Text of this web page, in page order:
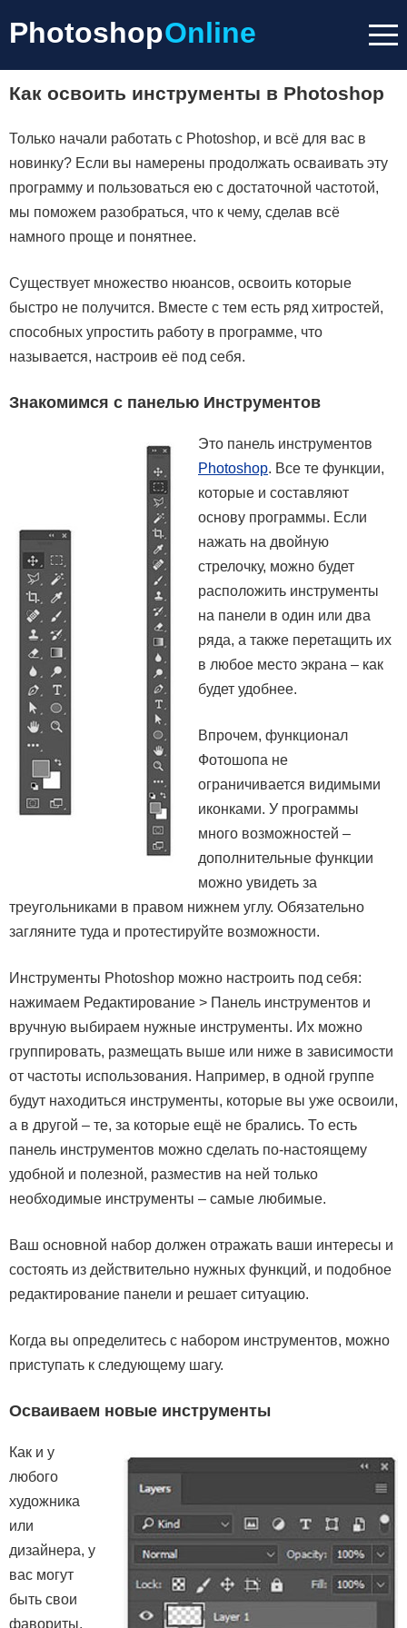
PhotoshopOnline
Как освоить инструменты в Photoshop
Только начали работать с Photoshop, и всё для вас в
новинку? Если вы намерены продолжать осваивать эту
программу и пользоваться ею с достаточной частотой,
мы поможем разобраться, что к чему, сделав всё
намного проще и понятнее.
Существует множество нюансов, освоить которые
быстро не получится. Вместе с тем есть ряд хитростей,
способных упростить работу в программе, что
называется, настроив её под себя.
Знакомимся с панелью Инструментов
Это панель инструментов
Photoshop. Все те функции,
которые и составляют
основу программы. Если
нажать на двойную
стрелочку, можно будет
расположить инструменты
на панели в один или два
ряда, а также перетащить их
в любое место экрана – как
будет удобнее.
Впрочем, функционал
Фотошопа не
ограничивается видимыми
иконками. У программы
много возможностей –
дополнительные функции
можно увидеть за
треугольниками в правом нижнем углу. Обязательно
загляните туда и протестируйте возможности.
Инструменты Photoshop можно настроить под себя:
нажимаем Редактирование > Панель инструментов и
вручную выбираем нужные инструменты. Их можно
группировать, размещать выше или ниже в зависимости
от частоты использования. Например, в одной группе
будут находиться инструменты, которые вы уже освоили,
а в другой – те, за которые ещё не брались. То есть
панель инструментов можно сделать по-настоящему
удобной и полезной, разместив на ней только
необходимые инструменты – самые любимые.
Ваш основной набор должен отражать ваши интересы и
состоять из действительно нужных функций, и подобное
редактирование панели и решает ситуацию.
Когда вы определитесь с набором инструментов, можно
приступать к следующему шагу.
Осваиваем новые инструменты
Как и у
любого
художника
или
дизайнера, у
вас могут
быть свои
фавориты.